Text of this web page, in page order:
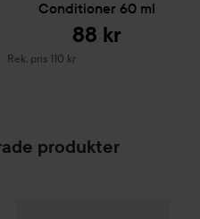
Conditioner 60 ml
88 kr
Rek. pris 110 kr
Rekommenderat pris 110 kr
produkter